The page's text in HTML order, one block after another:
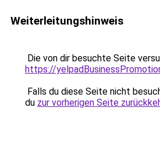
Weiterleitungshinweis
Die von dir besuchte Seite
https://
Falls du diese Seite nicht
du zur vorherigen Seite